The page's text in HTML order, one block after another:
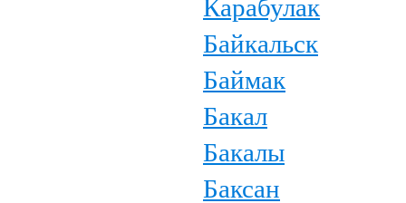
Карабулак
Байкальск
Баймак
Бакал
Бакалы
Баксан